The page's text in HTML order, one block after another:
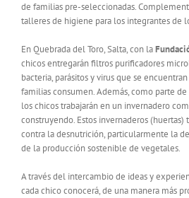
de familias pre-seleccionadas.
talleres de higiene para los integrantes de
En Quebrada del Toro, Salta, con la
chicos entregarán filtros purificadores
bacteria, parásitos y virus que se
familias consumen. Además, como parte
los chicos trabajarán en un invernadero
construyendo. Estos invernaderos
contra la desnutrición, particularmente la
de la producción sostenible de vegetales.
A través del intercambio de ideas y
cada chico conocerá, de una manera más